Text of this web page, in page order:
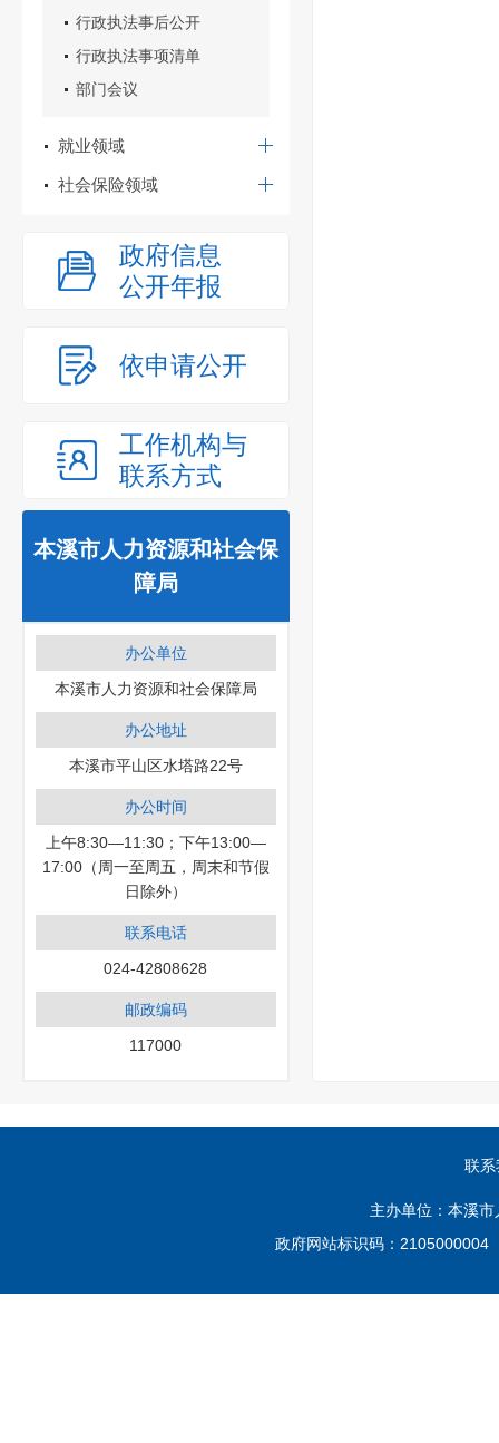
行政执法事后公开
行政执法事项清单
部门会议
就业领域
社会保险领域
政府信息
公开年报
依申请公开
工作机构与
联系方式
本溪市人力资源和社会保
障局
办公单位
本溪市人力资源和社会保障局
办公地址
本溪市平山区水塔路22号
办公时间
上午8:30—11:30；下午13:00—
17:00（周一至周五，周末和节假
日除外）
联系电话
024-42808628
邮政编码
117000
联系
主办单位：本溪
政府网站标识码：